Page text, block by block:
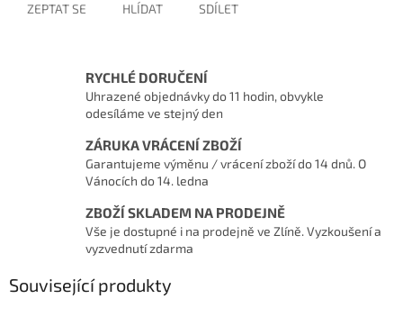
ZEPTAT SE HLÍDAT SDÍLET
RYCHLÉ DORUČENÍ
Uhrazené objednávky do 11 hodin, obvykle
odesíláme ve stejný den
ZÁRUKA VRÁCENÍ ZBOŽÍ
Garantujeme výměnu / vrácení zboží do 14 dnů. O
Vánocích do 14. ledna
ZBOŽÍ SKLADEM NA PRODEJNĚ
Vše je dostupné i na prodejně ve Zlíně. Vyzkoušení a
vyzvednutí zdarma
Související produkty